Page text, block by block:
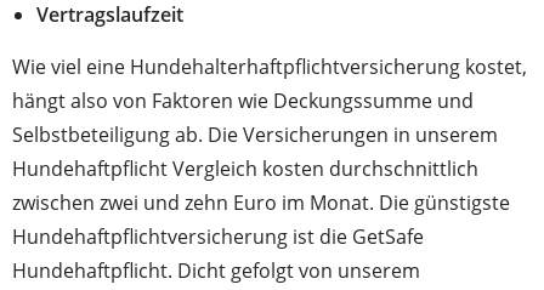
Vertragslaufzeit
Wie viel eine Hundehalterhaftpflichtversicherung kostet,
hängt also von Faktoren wie Deckungssumme und
Selbstbeteiligung ab. Die Versicherungen in unserem
Hundehaftpflicht Vergleich kosten durchschnittlich
zwischen zwei und zehn Euro im Monat. Die günstigste
Hundehaftpflichtversicherung ist die GetSafe
Hundehaftpflicht. Dicht gefolgt von unserem